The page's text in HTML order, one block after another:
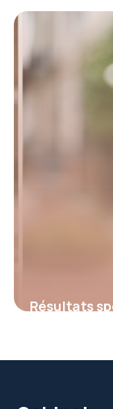
types, pose
25 septembre
Résultats